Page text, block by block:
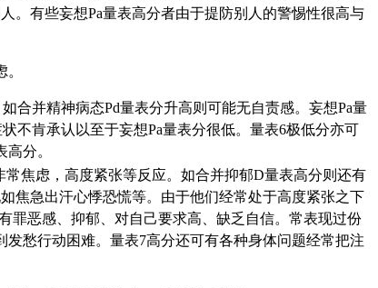
。有些妄想Pa量表高分者由于提防别人的警惕性很高与
合并精神病态Pd量表分升高则可能无自责感。妄想Pa量
不肯承认以至于妄想Pa量表分很低。量表6极低分亦可
分。
焦虑，高度紧张等反应。如合并抑郁D量表高分则还有
焦急出汗心悸恐慌等。由于他们经常处于高度紧张之下
罪恶感、抑郁、对自己要求高、缺乏自信。常表现过份
愁行动困难。量表7高分还可有各种身体问题经常把注